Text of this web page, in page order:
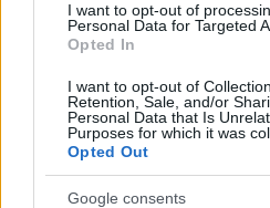
I want to opt-out of
Personal Data for Targeted
Opted In
I want to opt-out of
Retention, Sale, and/or
Personal Data that Is
Purposes for which it was
Opted Out
Google consents